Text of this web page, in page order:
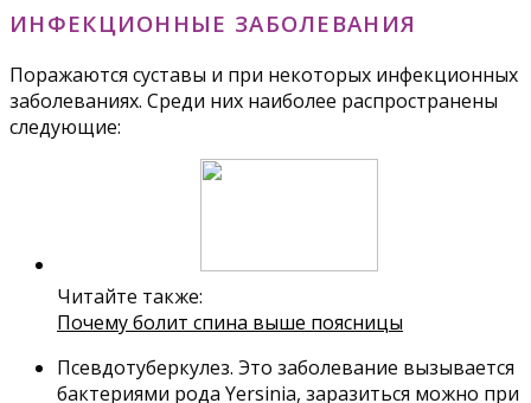
ИНФЕКЦИОННЫЕ ЗАБОЛЕВАНИЯ
Поражаются суставы и при некоторых инфекционных
заболеваниях. Среди них наиболее распространены
следующие:
Читайте также:
Почему болит спина выше поясницы
Псевдотуберкулез. Это заболевание вызывается
бактериями рода Yersinia, заразиться можно при